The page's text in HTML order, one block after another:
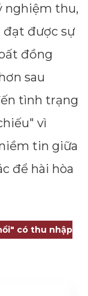
nghiệm thu,
đạt được sự
đồng
sau
tình trạng
vì
tin giữa
để hài hòa
có thu nhập